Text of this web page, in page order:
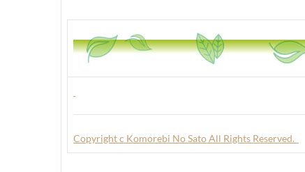
Copyright c Komorebi No Sato All Rights Reserved.